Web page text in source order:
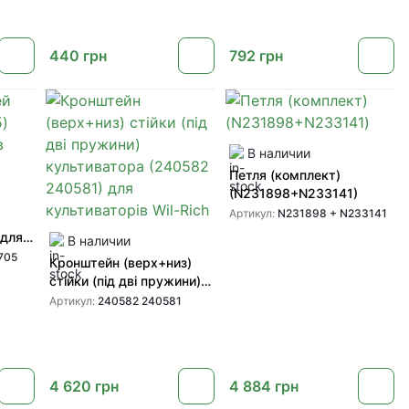
440 грн 792 грн
В наличии
Кронштейн (верх+низ)
стійки (під дві пружини)
культиватора (240582
Артикул: 240582 240581
4 620 грн
В наличии
Петля (комплект)
(N231898+N233141)
Артикул: N231898 + N233141
4 884 грн